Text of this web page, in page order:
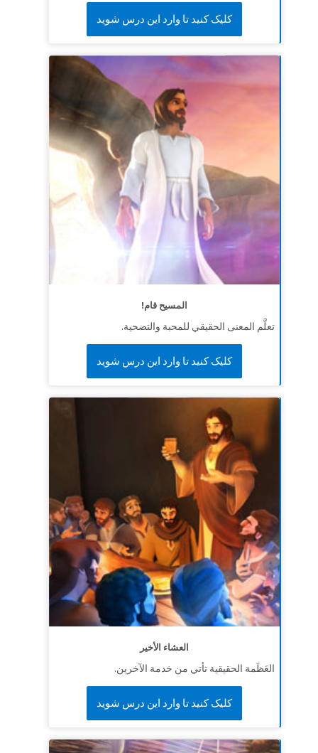
کلیک کنید تا وارد این درس شوید
المسيح قام!
تعلَّم المعنى الحقيقي للمحبة والتضحية.
کلیک کنید تا وارد این درس شوید
العشاء الأخير
العَظَمة الحقيقية تأتي من خدمة الآخرين.
کلیک کنید تا وارد این درس شوید